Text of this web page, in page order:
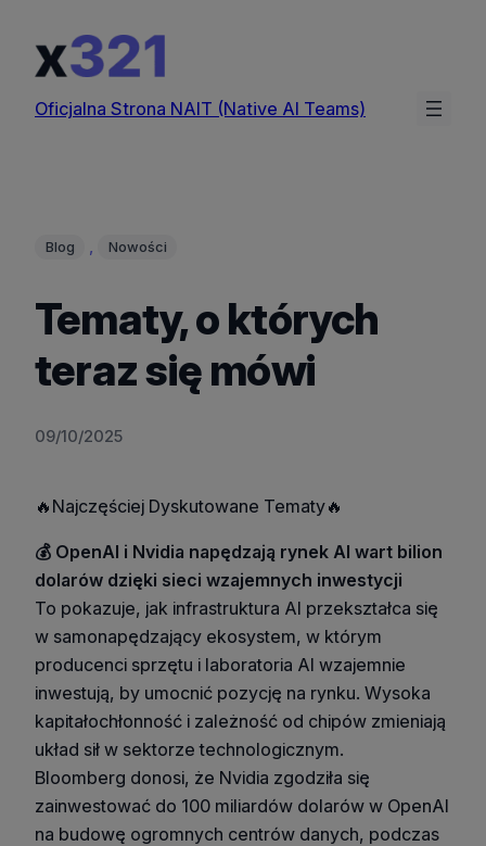
treści
Oficjalna Strona NAIT (Native AI Teams)
Blog , Nowości
Tematy, o których
teraz się mówi
09/10/2025
🔥Najczęściej Dyskutowane Tematy🔥
💰 OpenAI i Nvidia napędzają rynek AI wart bilion
dolarów dzięki sieci wzajemnych inwestycji
To pokazuje, jak infrastruktura AI przekształca się
w samonapędzający ekosystem, w którym
producenci sprzętu i laboratoria AI wzajemnie
inwestują, by umocnić pozycję na rynku. Wysoka
kapitałochłonność i zależność od chipów zmieniają
układ sił w sektorze technologicznym.
Bloomberg donosi, że Nvidia zgodziła się
zainwestować do 100 miliardów dolarów w OpenAI
na budowę ogromnych centrów danych, podczas